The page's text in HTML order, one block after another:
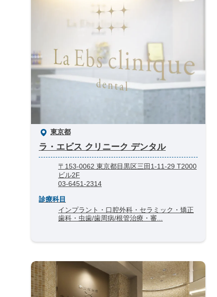
東京都
ラ・エビス クリニーク デンタル
〒153-0062 東京都目黒区三田1-11-29 T2000
ビル2F
03-6451-2314
診療科目
インプラント・口腔外科・セラミック・矯正
歯科・虫歯/歯周病/根管治療・審...